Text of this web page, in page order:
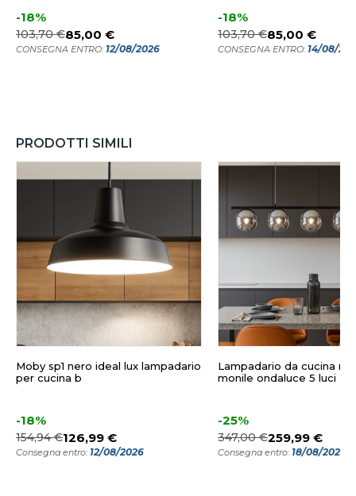
-18%
103,70 €85,00 €
CONSEGNA ENTRO: 12/08/2026
-18%
103,70 €85,00 €
CONSEGNA ENTRO: 14/08/
PRODOTTI SIMILI
Moby sp1 nero ideal lux lampadario
per cucina b
-18%
154,94 €126,99 €
Consegna entro: 12/08/2026
Lampadario da cucina
monile ondaluce 5 luci
-25%
347,00 €259,99 €
Consegna entro: 18/08/2026